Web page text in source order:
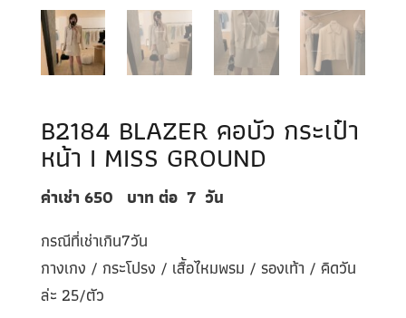
B2184 BLAZER คอบัว กระเป๋า
หน้า I MISS GROUND
ค่าเช่า 650 บาท ต่อ 7 วัน
กรณีที่เช่าเกิน7วัน
กางเกง / กระโปรง / เสื้อไหมพรม / รองเท้า / คิดวัน
ล่ะ 25/ตัว